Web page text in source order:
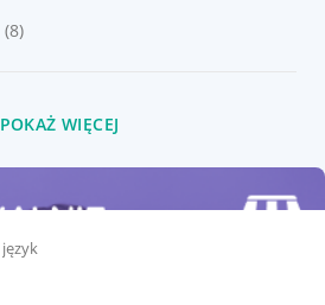
język
(8)
POKAŻ WIĘCEJ